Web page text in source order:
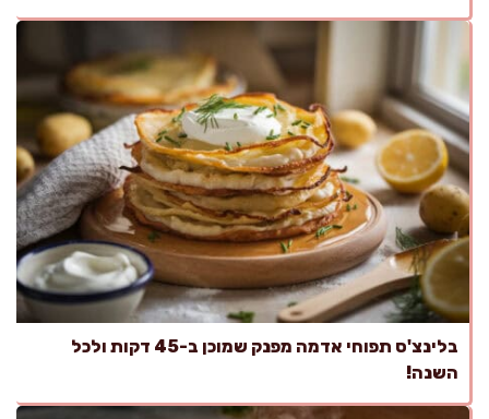
בלינצ'ס תפוחי אדמה מפנק שמוכן ב-45 דקות ולכל
השנה!